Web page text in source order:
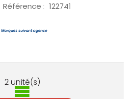
Référence : 122741
2unité(s)